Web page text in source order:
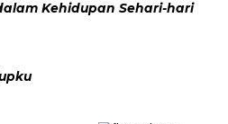
Kehidupan Sehari-hari